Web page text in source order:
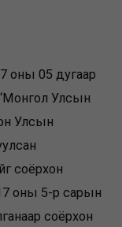
оны 05 дугаар
Улсын
Улсын
соёрхон
оны 5-р сарын
соёрхон